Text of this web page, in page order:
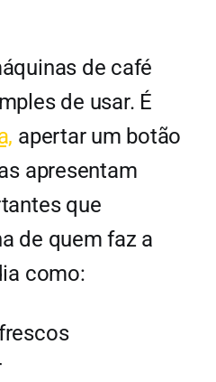
de café
de usar. É
apertar um botão
apresentam
que
de quem faz a
como: